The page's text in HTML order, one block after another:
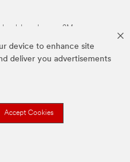
device to enhance site
deliver you advertisements
Accept Cookies
van 3M.we